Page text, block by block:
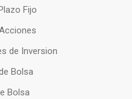
Fijo
de Inversion
Bolsa
Bolsa